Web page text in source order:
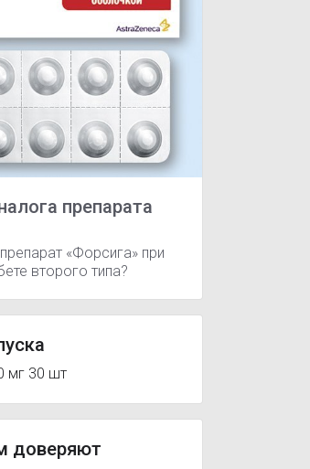
препарата
«Форсига» при
второго типа?
мг 30 шт
доверяют